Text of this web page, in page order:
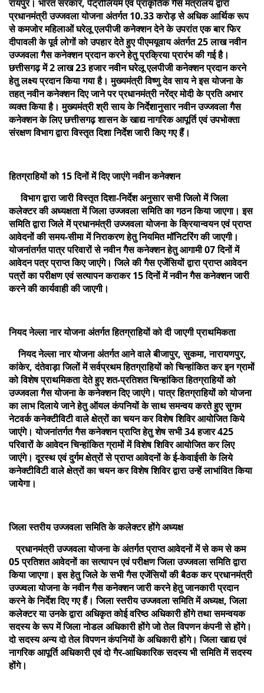
रायपुर। भारत सरकार, पेट्रोलियम एवं प्राकृतिक गैस मंत्रालय द्वारा
प्रधानमंत्री उज्जवला योजना अंतर्गत 10.33 करोड़ से अधिक आर्थिक रूप
से कमजोर महिलाओं घरेलू एलपीजी कनेक्शन देने के उपरांत एक बार फिर
दीपावली के पूर्व लोगों को उपहार देते हुए पीएमयूवाय अंतर्गत 25 लाख नवीन
उज्जवला गैस कनेक्शन प्रदान करने हेतु प्रक्रिया प्रारंभ की गई है।
छत्तीसगढ़ में 2 लाख 23 हजार नवीन घरेलू एलपीजी कनेक्शन प्रदान करने
हेतु लक्ष्य प्रदान किया गया है। मुख्यमंत्री विष्णु देव साय ने इस योजना के
तहत् नवीन कनेक्शन दिए जाने पर प्रधानमंत्री नरेंद्र मोदी के प्रति अभार
व्यक्त किया है। मुख्यमंत्री श्री साय के निर्देशानुसार नवीन उज्जवला गैस
कनेक्शन के लिए छत्तीसगढ़ शासन के खाद्य नागरिक आपूर्ति एवं उपभोक्ता
संरक्षण विभाग द्वारा विस्तृत दिशा निर्देश जारी किए गए हैं।
हितग्राहियों को 15 दिनों में दिए जाएंगे नवीन कनेक्शन
विभाग द्वारा जारी विस्तृत दिशा-निर्देश अनुसार सभी जिलो में जिला
कलेक्टर की अध्यक्षता में जिला उज्जवला समिति का गठन किया जाएगा। इस
समिति द्वारा जिले में प्रधानमंत्री उज्जवला योजना के क्रियान्वयन एवं प्राप्त
आवेदनों की समय-सीमा में निराकरण हेतु नियमित मॉनिटरिंग की जाएगी।
योजनांतर्गत पात्र परिवारों से नवीन गैस कनेक्शन हेतु आगामी 07 दिनों में
आवेदन पत्र प्राप्त किए जाएंगे। जिले की गैस एजेंसियों द्वारा प्राप्त आवेदन
पत्रों का परीक्षण एवं सत्यापन कराकर 15 दिनों में नवीन गैस कनेक्शन जारी
करने की कार्यवाही की जाएगी।
नियद नेल्ला नार योजना अंतर्गत हितग्राहियों को दी जाएगी प्राथमिकता
नियद नेल्ला नार योजना अंतर्गत आने वाले बीजापुर, सुकमा, नारायणपुर,
कांकेर, दंतेवाड़ा जिलों में सर्वप्रथम हितग्राहियों को चिन्हांकित कर इन ग्रामों
को विशेष प्राथमिकता देते हुए शत-प्रतिशत चिन्हांकित हितग्राहियों को
उज्जवला गैस योजना के कनेक्शन दिए जाएंगे। पात्र हितग्राहियों को योजना
का लाभ दिलाये जाने हेतु ऑयल कंपनियों के साथ समन्वय करते हुए सुगम
नेटवर्क कनेक्टीविटी वाले क्षेत्रों का चयन कर विशेष शिविर आयोजित किये
जाएंगे। योजनांतर्गत गैस कनेक्शन प्राप्ति हेतु शेष सभी 34 हजार 425
परिवारों के आवेदन चिन्हांकित ग्रामों में विशेष शिविर आयोजित कर लिए
जाएंगे। दूरस्थ एवं दुर्गम क्षेत्रों से प्राप्त आवेदनों के ई-केवाईसी के लिये
कनेक्टीविटी वाले क्षेत्रों का चयन कर विशेष शिविर द्वारा उन्हें लाभांवित किया
जायेेगा।
जिला स्तरीय उज्जवला समिति के कलेक्टर होंगे अध्यक्ष
प्रधानमंत्री उज्जवला योजना के अंतर्गत प्राप्त आवेदनों में से कम से कम
05 प्रतिशत आवेदनों का सत्यापन एवं परीक्षण जिला उज्जवला समिति द्वारा
किया जाएगा। इस हेतु जिले के सभी गैस एजेंसियों की बैठक कर प्रधानमंत्री
उज्ज्वला योजना के नवीन गैस कनेक्शन जारी करने हेतु जानकारी प्रदान
करने के निर्देश दिए गए हैं। जिला स्तरीय उज्जवला समिति में अध्यक्ष, जिला
कलेक्टर या उनके द्वारा अधिकृत कोई वरिष्ठ अधिकारी होंगे तथा समन्वयक
सदस्य के रूप में जिला नोडल अधिकारी होंगे जो तेल विपणन कंपनी से होंगे।
दो सदस्य अन्य दो तेल विपणन कंपनियों के अधिकारी होंगे। जिला खाद्य एवं
नागरिक आपूर्ति अधिकारी एवं दो गैर-आधिकारिक सदस्य भी समिति में सदस्य
होंगे।